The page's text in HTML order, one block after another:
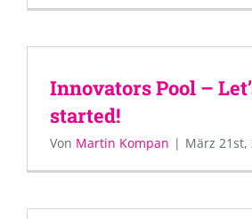
Innovators Pool –
started!
Von Martin Kompan | März 21st,